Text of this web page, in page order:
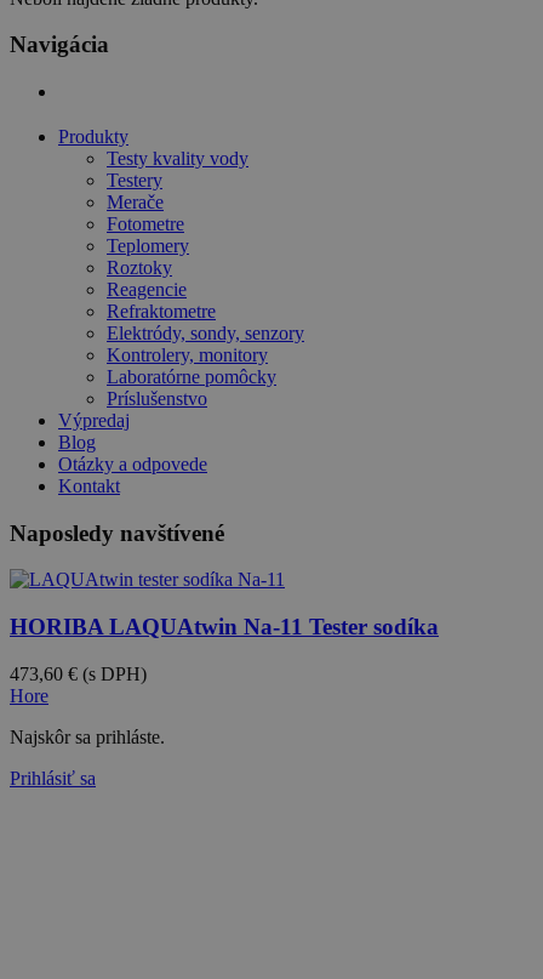
Navigácia
Produkty
Testy kvality vody
Testery
Merače
Fotometre
Teplomery
Roztoky
Reagencie
Refraktometre
Elektródy, sondy, senzory
Kontrolery, monitory
Laboratórne pomôcky
Príslušenstvo
Výpredaj
Blog
Otázky a odpovede
Kontakt
Naposledy navštívené
HORIBA LAQUAtwin Na-11 Tester sodíka
473,60 € (s DPH)
Hore
Najskôr sa prihláste.
Prihlásiť sa